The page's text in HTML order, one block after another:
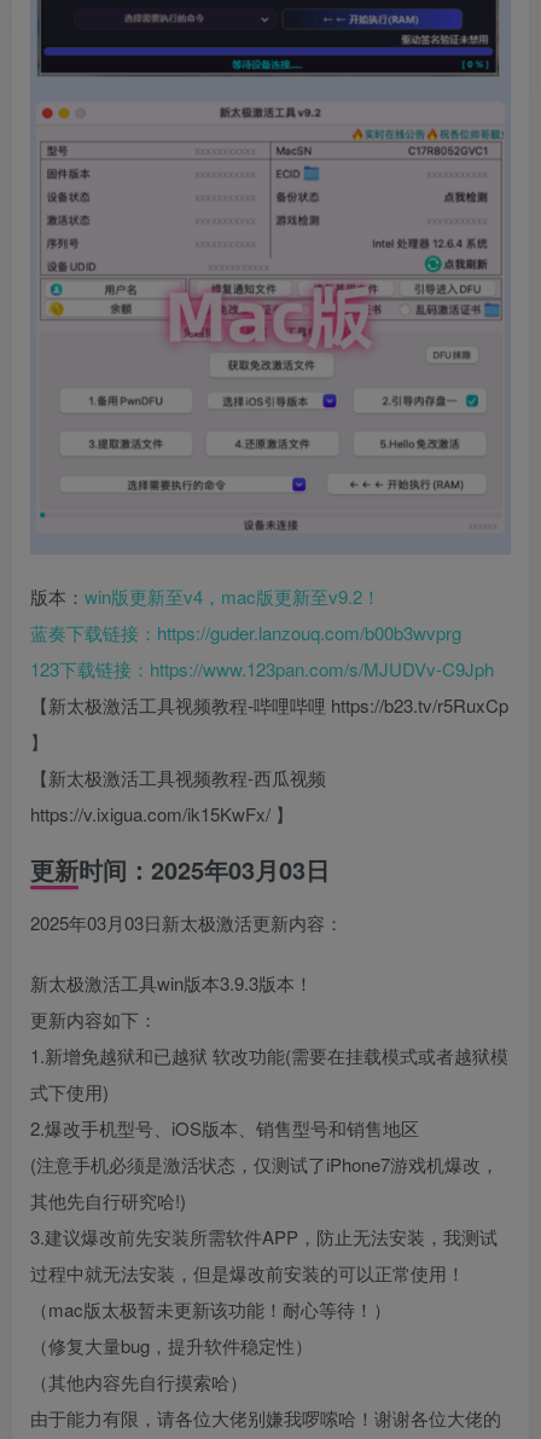
版本： win版更新至v4，mac版更新至v9.2！
蓝奏下载链接： https://guder.lanzouq.com/b00b3wvprg
123下载链接： https://www.123pan.com/s/MJUDVv-C9Jph
【新太极激活工具视频教程-哔哩哔哩 https://b23.tv/r5RuxCp
】
【新太极激活工具视频教程-西瓜视频
https://v.ixigua.com/ik15KwFx/ 】
更新时间：2025年03月03日
2025年03月03日新太极激活更新内容：
新太极激活工具win版本3.9.3版本！
更新内容如下：
1.新增免越狱和已越狱 软改功能(需要在挂载模式或者越狱模
式下使用)
2.爆改手机型号、iOS版本、销售型号和销售地区
(注意手机必须是激活状态，仅测试了iPhone7游戏机爆改，
其他先自行研究哈!)
3.建议爆改前先安装所需软件APP，防止无法安装，我测试
过程中就无法安装，但是爆改前安装的可以正常使用！
（mac版太极暂未更新该功能！耐心等待！）
（修复大量bug，提升软件稳定性）
（其他内容先自行摸索哈）
由于能力有限，请各位大佬别嫌我啰嗦哈！谢谢各位大佬的